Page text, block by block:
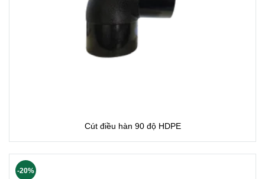
Cút điều hàn 90 độ HDPE
-20%